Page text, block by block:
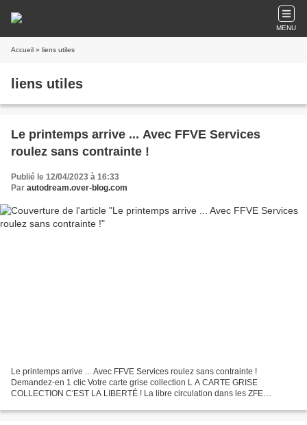
MENU
Accueil » liens utiles
liens utiles
Le printemps arrive ... Avec FFVE Services
roulez sans contrainte !
Publié le 12/04/2023 à 16:33
Par autodream.over-blog.com
Le printemps arrive ... Avec FFVE Services roulez sans contrainte !
Demandez-en 1 clic Votre carte grise collection L A CARTE GRISE
COLLECTION C'EST LA LIBERTÉ ! La libre circulation dans les ZFE